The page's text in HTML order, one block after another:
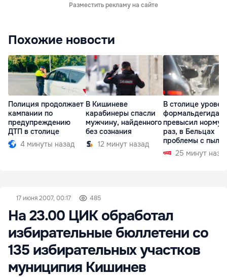
Разместить рекламу на сайте
Похожие новости
Полиция продолжает
кампании по
предупреждению
ДТП в столице
4 минуты назад
В Кишиневе
карабинеры спасли
мужчину, найденного
без сознания
12 минут назад
В столице
формальдегида
превысил норму
раз, в Бельцах
проблемы с
25 минут
17 июня 2007, 00:17 485
На 23.00 ЦИК обработал
избирательные бюллетени со
135 избирательных участков
муниципия Кишинев